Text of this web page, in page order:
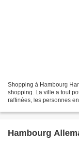
Shopping à Hambourg
shopping. La ville a tout
raffinées, les personnes
Hambourg